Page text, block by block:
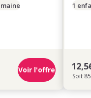
Voir l'offre
1
Soit